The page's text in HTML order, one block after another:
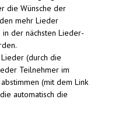
die Wünsche der
mehr Lieder
der nächsten Lieder-
(durch die
Teilnehmer im
(mit dem Link
automatisch die